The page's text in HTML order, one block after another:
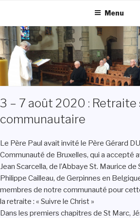
contenu
principal
Menu
3 – 7 août 2020 :
communautaire
Le Père Paul avait invité le Père Gérard
Communauté de Bruxelles, qui a accepté
Jean Scarcella, de l’Abbaye St. Maurice de
Philippe Cailleau, de Gerpinnes en
membres de notre communauté pour
la retraite : « Suivre le Christ »
Dans les premiers chapitres de St Marc,